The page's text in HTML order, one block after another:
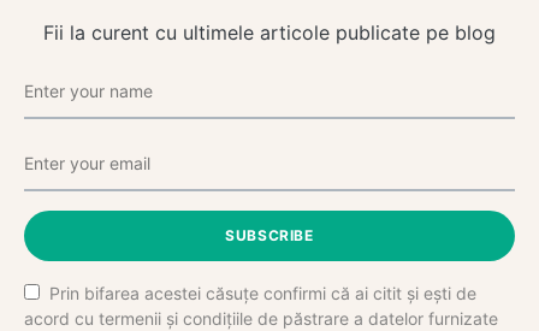
Fii la curent cu ultimele articole publicate pe blog
SUBSCRIBE
Prin bifarea acestei căsuțe confirmi că ai citit și ești de
acord cu termenii și condițiile de păstrare a datelor furnizate